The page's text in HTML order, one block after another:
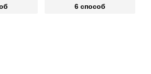
6 способ